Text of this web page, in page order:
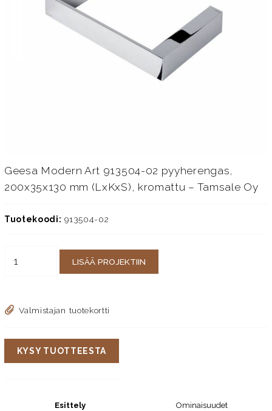
Geesa Modern Art 913504-02 pyyherengas,
200x35x130 mm (LxKxS), kromattu – Tamsale Oy
Tuotekoodi: 913504-02
LISÄÄ PROJEKTIIN
Valmistajan tuotekortti
KYSY TUOTTEESTA
Esittely Ominaisuudet